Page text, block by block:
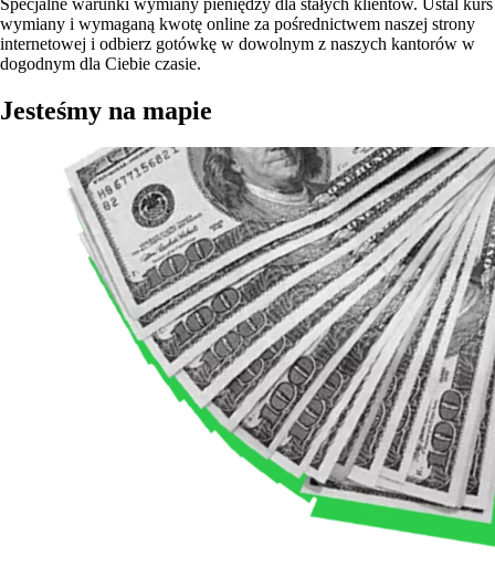
wymiany i wymaganą kwotę online za pośrednictwem naszej strony
internetowej i odbierz gotówkę w dowolnym z naszych kantorów w
dogodnym dla Ciebie czasie.
Jesteśmy na mapie